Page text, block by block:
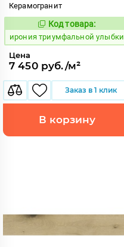
Керамогранит
1106861
Код товара:
ирония триумфальной улыбки
Цена
7 450 руб./м²
Заказ в 1 клик
В корзину